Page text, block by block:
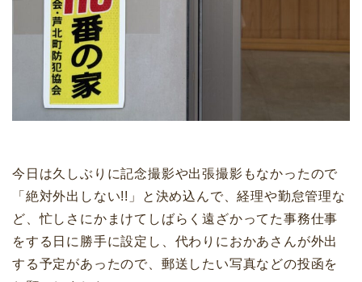
今日は久しぶりに記念撮影や出張撮影もなかったので
「絶対外出しない!!」と決め込んで、経理や勤怠管理な
ど、忙しさにかまけてしばらく遠ざかってた事務仕事
をする日に勝手に設定し、代わりにおかあさんが外出
する予定があったので、郵送したい写真などの投函を